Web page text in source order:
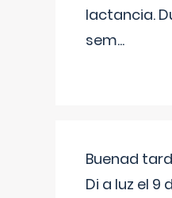
lactancia.
sem...
Buenad
Di a luz el